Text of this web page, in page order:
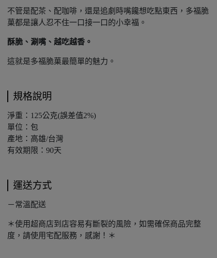
不管是配茶、配咖啡，還是追劇時嘴饞想吃點東西，多福脆
菓都是讓人忍不住一口接一口的小幸福。
酥脆、涮嘴、越吃越香。
這就是多福脆菓最簡單的魅力。
規格說明
淨重：125公克(誤差值2%)
單位：包
產地：高雄/台灣
有效期限：90天
運送方式
－常溫配送
＊使用超商店到店容易有斷裂的風險，如需確保商品完整
度，請使用宅配服務，感謝！＊